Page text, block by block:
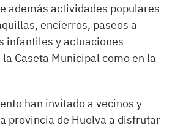
además actividades populares
encierros, paseos a
infantiles y actuaciones
Caseta Municipal como en la
han invitado a vecinos y
provincia de Huelva a disfrutar